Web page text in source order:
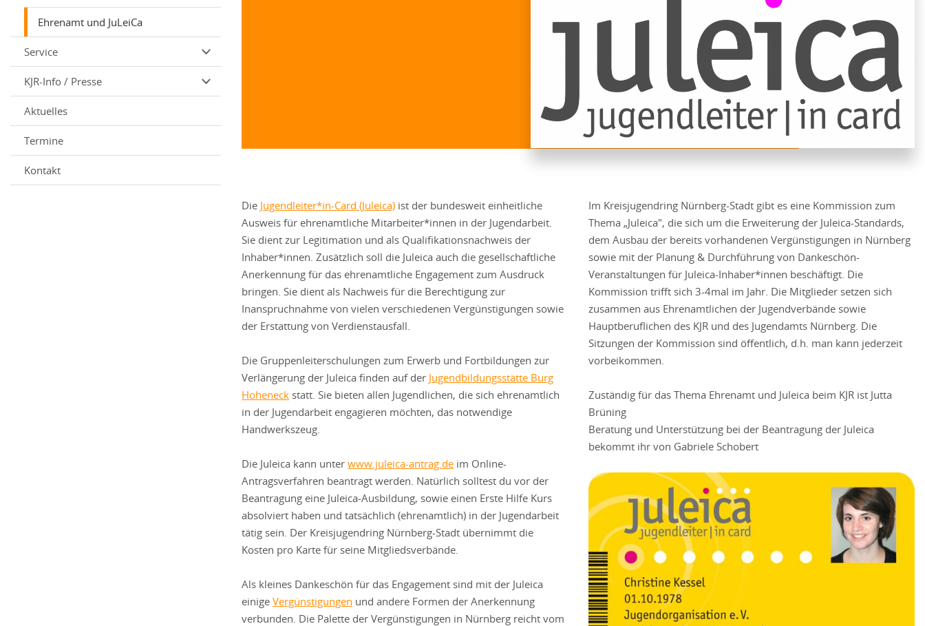
Ehrenamt und JuLeiCa
Service
KJR-Info / Presse
Aktuelles
Termine
Kontakt
Die Jugendleiter*in-Card (Juleica) ist der bundesweit einheitliche
Ausweis für ehrenamtliche Mitarbeiter*innen in der Jugendarbeit.
Sie dient zur Legitimation und als Qualifikationsnachweis der
Inhaber*innen. Zusätzlich soll die Juleica auch die gesellschaftliche
Anerkennung für das ehrenamtliche Engagement zum Ausdruck
bringen. Sie dient als Nachweis für die Berechtigung zur
Inanspruchnahme von vielen verschiedenen Vergünstigungen sowie
der Erstattung von Verdienstausfall.
Die Gruppenleiterschulungen zum Erwerb und Fortbildungen zur
Verlängerung der Juleica finden auf der Jugendbildungsstätte Burg
Hoheneck statt. Sie bieten allen Jugendlichen, die sich ehrenamtlich
in der Jugendarbeit engagieren möchten, das notwendige
Handwerkszeug.
Die Juleica kann unter www.juleica-antrag.de im Online-
Antragsverfahren beantragt werden. Natürlich solltest du vor der
Beantragung eine Juleica-Ausbildung, sowie einen Erste Hilfe Kurs
absolviert haben und tatsächlich (ehrenamtlich) in der Jugendarbeit
tätig sein. Der Kreisjugendring Nürnberg-Stadt übernimmt die
Kosten pro Karte für seine Mitgliedsverbände.
Als kleines Dankeschön für das Engagement sind mit der Juleica
einige Vergünstigungen und andere Formen der Anerkennung
verbunden. Die Palette der Vergünstigungen in Nürnberg reicht vom
Im Kreisjugendring Nürnberg-Stadt gibt es eine Kommission zum
Thema „Juleica", die sich um die Erweiterung der Juleica-Standards,
dem Ausbau der bereits vorhandenen Vergünstigungen in Nürnberg
sowie mit der Planung & Durchführung von Dankeschön-
Veranstaltungen für Juleica-Inhaber*innen beschäftigt. Die
Kommission trifft sich 3-4mal im Jahr. Die Mitglieder setzen sich
zusammen aus Ehrenamtlichen der Jugendverbände sowie
Hauptberuflichen des KJR und des Jugendamts Nürnberg. Die
Sitzungen der Kommission sind öffentlich, d.h. man kann jederzeit
vorbeikommen.
Zuständig für das Thema Ehrenamt und Juleica beim KJR ist Jutta
Brüning
Beratung und Unterstützung bei der Beantragung der Juleica
bekommt ihr von Gabriele Schobert